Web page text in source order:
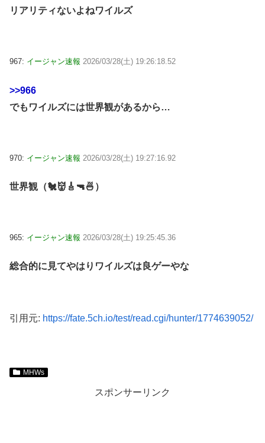
リアリティないよねワイルズ
967: イージャン速報 2026/03/28(土) 19:26:18.52
>>966
でもワイルズには世界観があるから…
970: イージャン速報 2026/03/28(土) 19:27:16.92
世界観（🐔👹🎸🔫🍜）
965: イージャン速報 2026/03/28(土) 19:25:45.36
総合的に見てやはりワイルズは良ゲーやな
引用元: https://fate.5ch.io/test/read.cgi/hunter/1774639052/
MHWs
スポンサーリンク